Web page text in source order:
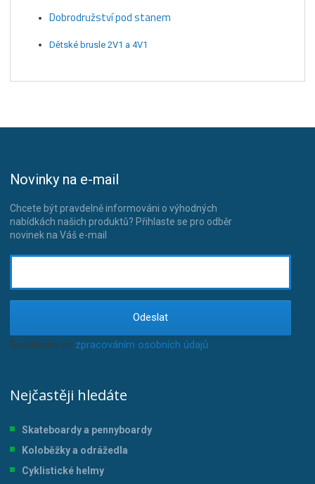
Dobrodružství pod stanem
Dětské brusle 2V1 a 4V1
Novinky na e-mail
Chcete být pravdelně informováni o výhodných
nabídkách našich produktů? Přihlaste se pro odběr
novinek na Váš e-mail
Odeslat
Souhlasím se zpracováním osobních údajů.
Nejčastěji hledáte
Skateboardy a pennyboardy
Koloběžky a odrážedla
Cyklistické helmy